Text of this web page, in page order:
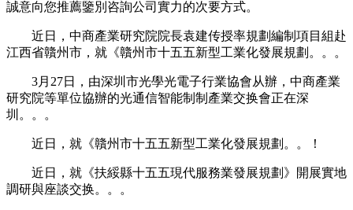
誠意向您推薦鑒別咨詢公司實力的次要方式。
近日，中商產業研究院院長袁建传授率規劃編制項目組赴
江西省贛州市，就《贛州市十五五新型工業化發展規劃。。。
3月27日，由深圳市光學光電子行業協會从辦，中商產業
研究院等單位協辦的光通信智能制制產業交换會正在深
圳。。。
近日，就《贛州市十五五新型工業化發展規劃。。！
近日，就《扶綏縣十五五現代服務業發展規劃》開展實地
調研與座談交换。。。